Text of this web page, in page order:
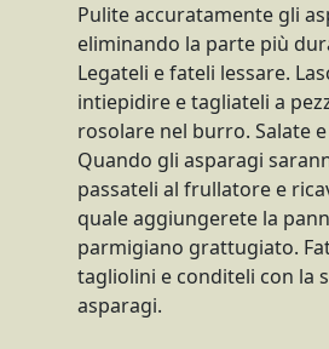
Pulite accuratamente gli
eliminando la parte più
Legateli e fateli lessare.
intiepidire e tagliateli a
rosolare nel burro. Salate
Quando gli asparagi
passateli al frullatore e
quale aggiungerete la
parmigiano grattugiato.
tagliolini e conditeli con la
asparagi.